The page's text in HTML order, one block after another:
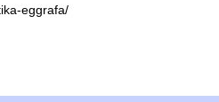
eggrafa/